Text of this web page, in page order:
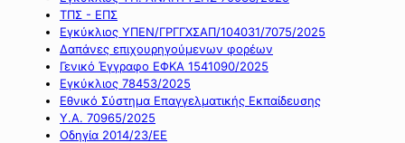
ΤΠΣ - ΕΠΣ
Εγκύκλιος ΥΠΕΝ/ΓΡΓΓΧΣΑΠ/104031/7075/2025
Δαπάνες επιχουρηγούμενων φορέων
Γενικό Έγγραφο ΕΦΚΑ 1541090/2025
Εγκύκλιος 78453/2025
Εθνικό Σύστημα Επαγγελματικής Εκπαίδευσης
Υ.Α. 70965/2025
Οδηγία 2014/23/ΕΕ